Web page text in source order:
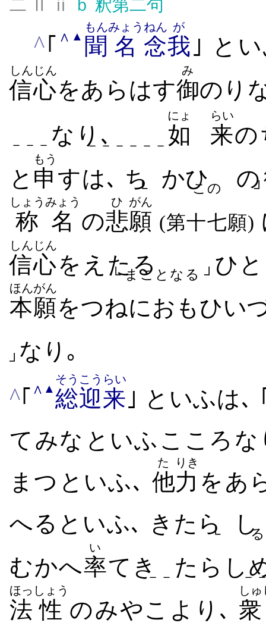
二 Ⅱ ⅱ ｂ 釈第二句
^｢ ∧ ▲ 聞
もん
名
みょう
念
ねん
我
が
｣ と
信心
しんじん
を​あらはす御
み
のり​
－－－ なり､－－－－－－ 如
にょ
来
らい
の
と 申
もう
す​は､ ち└ かひこの ​の
┘
称名
しょうみょう
の悲
ひ
願
がん
(第十七願)
信心
しんじん
をえ​たる└ まことなる ┘ ひ
本願
ほんがん
を​つねに​おもひ​い
┘ なり｡
^｢ ∧ ▲ 総
そう
迎来
こうらい
｣ といふは､
て​みな​といふ​こころ​な
まつ​といふ､ 他
た
力
りき
を​あ
へる​といふ､ きたら└ し
むかへ率
い
てき－－ たらし
－－
法
ほっ
性
しょう
の​みやこ​より､ 衆
しゅ